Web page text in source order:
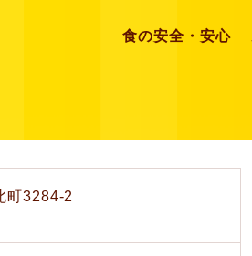
食の安全・安心
町3284-2